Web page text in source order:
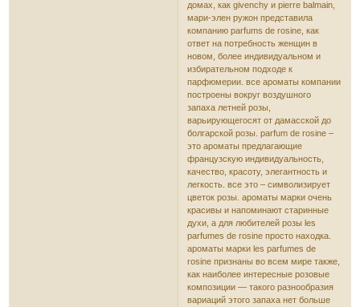
домах, как givenchy и pierre balmain,
мари-элен ружон представила
компанию parfums de rosine, как
ответ на потребность женщин в
новом, более индивидуальном и
избирательном подходе к
парфюмерии. все ароматы компании
построены вокруг воздушного
запаха летней розы,
варьирующегосят от дамасской до
болгарской розы. parfum de rosine –
это ароматы предлагающие
французскую индивидуальность,
качество, красоту, элегантность и
легкость. все это – символизирует
цветок розы. ароматы марки очень
красивы и напоминают старинные
духи, а для любителей розы les
parfumes de rosine просто находка.
ароматы марки les parfumes de
rosine признаны во всем мире также,
как наиболее интересные розовые
композиции — такого разнообразия
вариаций этого запаха нет больше